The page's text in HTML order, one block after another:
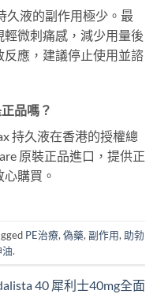
久液的副作用極少。最
微刺痛感，減少用量後
應，建議停止使用並諮
品嗎？
持久液在香港的授權總
原裝正品進口，提供正
購買。
PE治療, 偽藥, 副作用, 助勃
.
40 犀利士40mg全面